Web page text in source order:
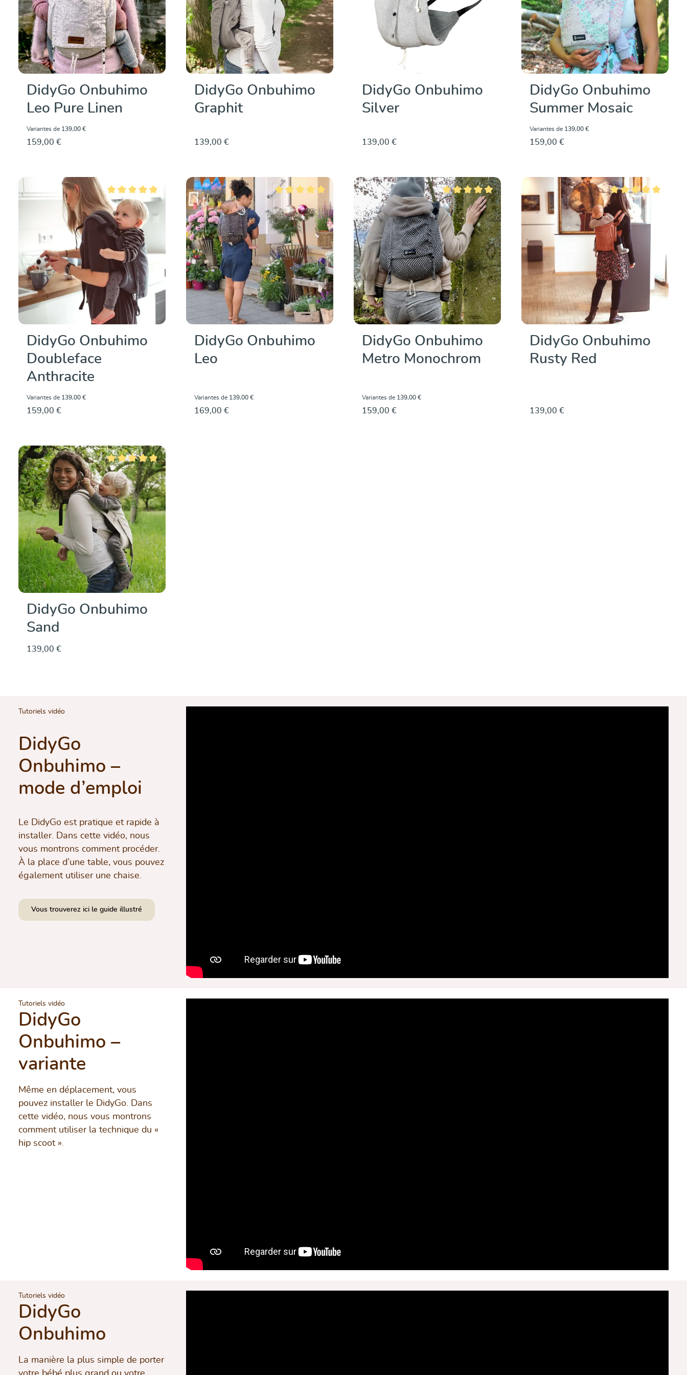
DidyGo Onbuhimo
Leo Pure Linen
Variantes de 139,00 €
159,00 €
DidyGo Onbuhimo
Graphit
139,00 €
DidyGo Onbuhimo
Silver
139,00 €
DidyGo Onbuhimo
Summer Mosaic
Variantes de 139,00 €
159,00 €
Note moyenne de 5 sur 5 étoiles
DidyGo Onbuhimo
Doubleface
Anthracite
Variantes de 139,00 €
159,00 €
Note moyenne de 5 sur 5 étoiles
DidyGo Onbuhimo
Leo
Variantes de 139,00 €
169,00 €
Note moyenne de 5 sur 5 étoiles
DidyGo Onbuhimo
Metro Monochrom
Variantes de 139,00 €
159,00 €
Note moyenne de 5 sur
DidyGo Onbuhimo
Rusty Red
139,00 €
Note moyenne de 5 sur 5 étoiles
DidyGo Onbuhimo
Sand
139,00 €
Tutoriels vidéo
DidyGo
Onbuhimo –
mode d’emploi
Le DidyGo est pratique et rapide à
installer. Dans cette vidéo, nous
vous montrons comment procéder.
À la place d’une table, vous pouvez
également utiliser une chaise.
Vous trouverez ici le guide illustré
Tutoriels vidéo
DidyGo
Onbuhimo –
variante
Même en déplacement, vous
pouvez installer le DidyGo. Dans
cette vidéo, nous vous montrons
comment utiliser la technique du «
hip scoot ».
Tutoriels vidéo
DidyGo
Onbuhimo
La manière la plus simple de porter